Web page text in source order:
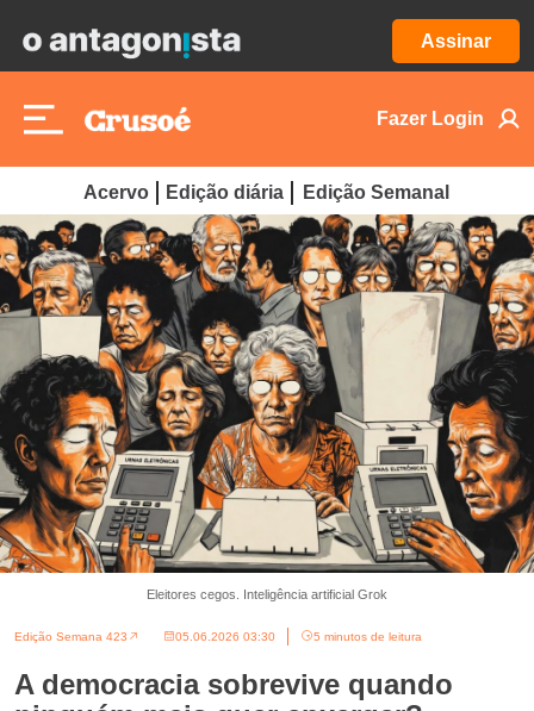
Assinar
Fazer Login
Acervo Edição diária Edição Semanal
Eleitores cegos. Inteligência artificial Grok
Edição Semana 423 05.06.2026 03:30 5 minutos de leitura
A democracia sobrevive quando